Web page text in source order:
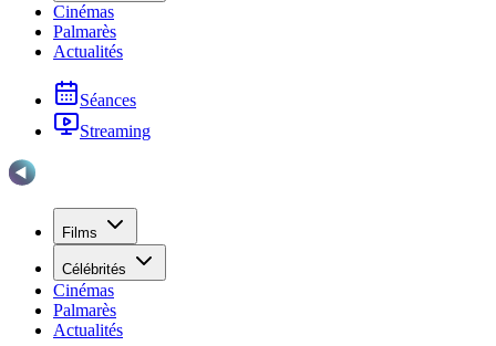
Cinémas
Palmarès
Actualités
Séances
Streaming
Films
Célébrités
Cinémas
Palmarès
Actualités